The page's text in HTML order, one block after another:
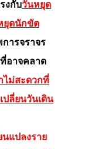
งกับวันหยุด
ยุดนักขัต
ารจราจร
อาจคลาด
ไม่สะดวกที่
ปลี่ยนวันเดิน
แปลงราย